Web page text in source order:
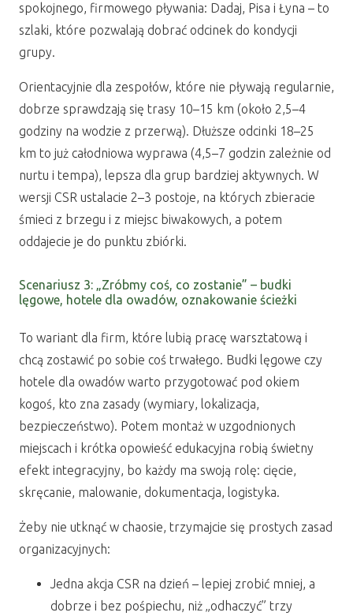
spokojnego, firmowego pływania: Dadaj, Pisa i Łyna – to
szlaki, które pozwalają dobrać odcinek do kondycji
grupy.
Orientacyjnie dla zespołów, które nie pływają regularnie,
dobrze sprawdzają się trasy 10–15 km (około 2,5–4
godziny na wodzie z przerwą). Dłuższe odcinki 18–25
km to już całodniowa wyprawa (4,5–7 godzin zależnie od
nurtu i tempa), lepsza dla grup bardziej aktywnych. W
wersji CSR ustalacie 2–3 postoje, na których zbieracie
śmieci z brzegu i z miejsc biwakowych, a potem
oddajecie je do punktu zbiórki.
Scenariusz 3: „Zróbmy coś, co zostanie” – budki
lęgowe, hotele dla owadów, oznakowanie ścieżki
To wariant dla firm, które lubią pracę warsztatową i
chcą zostawić po sobie coś trwałego. Budki lęgowe czy
hotele dla owadów warto przygotować pod okiem
kogoś, kto zna zasady (wymiary, lokalizacja,
bezpieczeństwo). Potem montaż w uzgodnionych
miejscach i krótka opowieść edukacyjna robią świetny
efekt integracyjny, bo każdy ma swoją rolę: cięcie,
skręcanie, malowanie, dokumentacja, logistyka.
Żeby nie utknąć w chaosie, trzymajcie się prostych zasad
organizacyjnych:
Jedna akcja CSR na dzień – lepiej zrobić mniej, a
dobrze i bez pośpiechu, niż „odhaczyć” trzy